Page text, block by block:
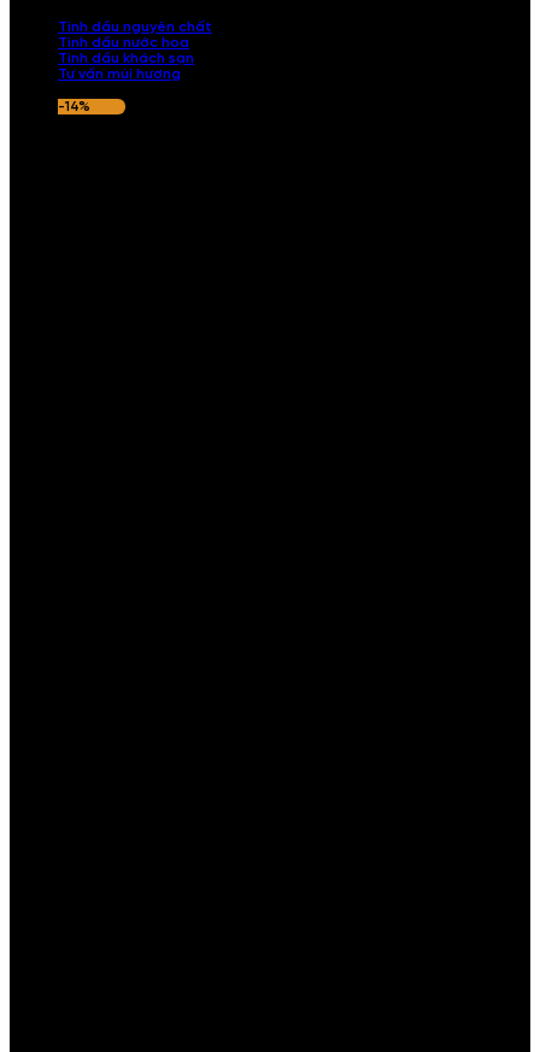
Tinh dầu nguyên chất
Tinh dầu nước hoa
Tinh dầu khách sạn
Tư vấn mùi hương
-14%